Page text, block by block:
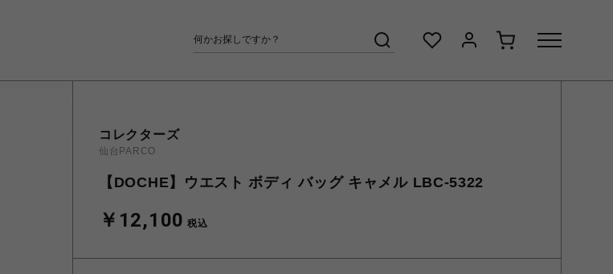
コレクターズ
仙台PARCO
【DOCHE】ウエスト ボディ バッグ キャメル LBC-5322
￥12,100 税込